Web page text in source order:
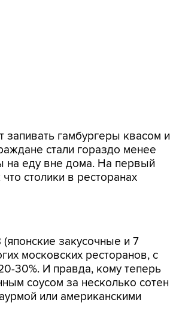
запивать гамбургеры квасом и
стали гораздо менее
на еду вне дома. На первый
столики в ресторанах
закусочные и 7
московских ресторанов, с
30%. И правда, кому теперь
соусом за несколько сотен
или американскими